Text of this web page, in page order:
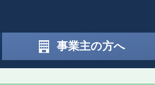
事業主の方へ